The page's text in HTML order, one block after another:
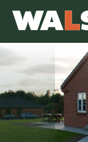
Products
search